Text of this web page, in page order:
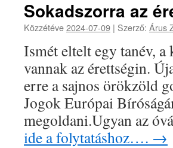
Sokadszorra az
Közzétéve2024-07-09 | Szerző: Árus
Ismét eltelt egy tanév,
vannak az érettségin.
erre a sajnos örökzöld
Jogok Európai
megoldani.Ugyan az
ide a folytatáshoz…. →